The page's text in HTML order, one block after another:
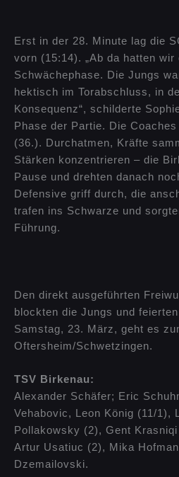
Erst in der 28. Minute lag die
vorn (15:14). „Ab da hatten wir
Schwächephase. Die Jungs
hektisch im Torabschluss, in
Konsequenz“, schilderte
Phase der Partie. Die
(36.). Durchatmen, Kräfte
Stärken konzentrieren – die
Pause und drehten danach
Defensive griff durch, die
trafen ins Schwarze und
Führung.
Den direkt ausgeführten
blockten die Jungs und
Samstag, 23. März, geht es
Oftersheim/Schwetzingen.​
TSV Birkenau:
Alexander Schäfer; Eric
Vehabovic, Leon König (11/1),
Pollakowsky (2), Gent
Artur Usatiuc (2), Mika
Dzemailovski.